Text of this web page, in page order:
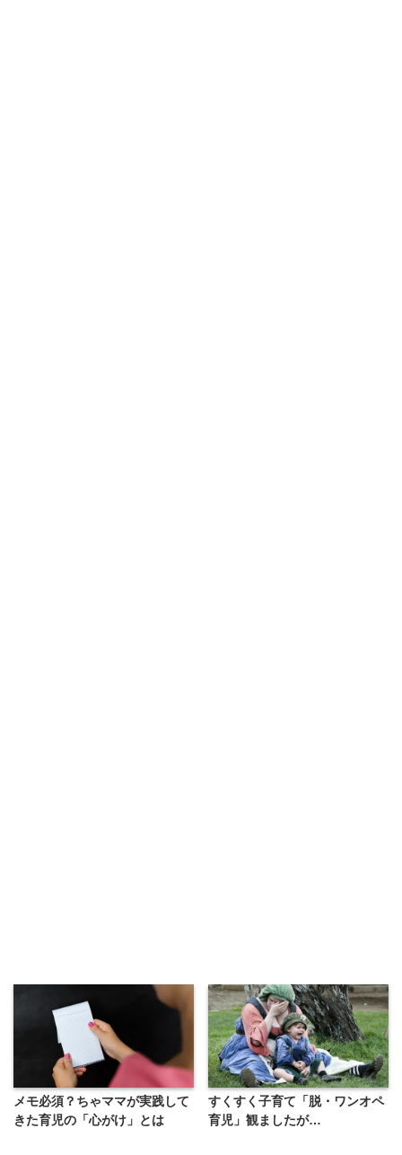
メモ必須？ちゃママが実践して
きた育児の「心がけ」とは
すくすく子育て「脱・ワンオペ
育児」観ましたが…